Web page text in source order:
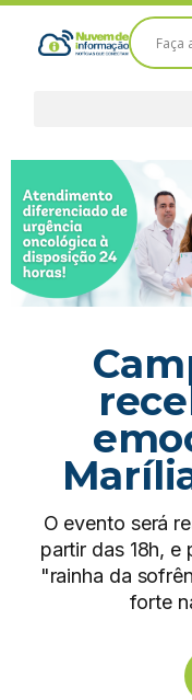
O evento será
partir das 18h, e
"rainha da
forte